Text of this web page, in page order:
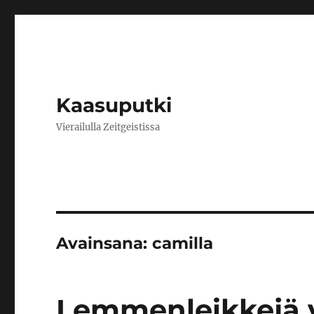
Kaasuputki
Vierailulla Zeitgeistissa
Avainsana:camilla